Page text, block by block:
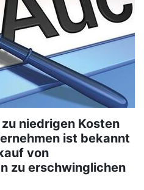
niedrigen Kosten
ist bekannt
von
zu erschwinglichen